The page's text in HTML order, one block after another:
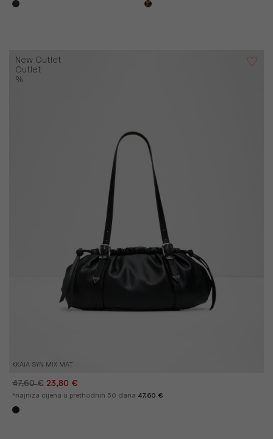
KKAIA SYN MIX MAT
New Outlet
Outlet
%
47,60 € 23,80 €
*najniža cijena u prethodnih 30 dana 47,60 €